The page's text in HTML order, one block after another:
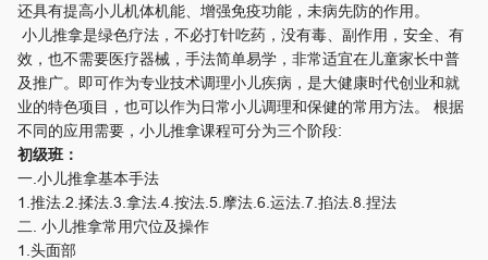
还具有提高小儿机体机能、增强免疫功能，未病先防的作用。
小儿推拿是绿色疗法，不必打针吃药，没有毒、副作用，安全、有
效，也不需要医疗器械，手法简单易学，非常适宜在儿童家长中普
及推广。即可作为专业技术调理小儿疾病，是大健康时代创业和就
业的特色项目，也可以作为日常小儿调理和保健的常用方法。 根据
不同的应用需要，小儿推拿课程可分为三个阶段:
初级班：
一.小儿推拿基本手法
1.推法.2.揉法.3.拿法.4.按法.5.摩法.6.运法.7.掐法.8.捏法
二. 小儿推拿常用穴位及操作
1.头面部